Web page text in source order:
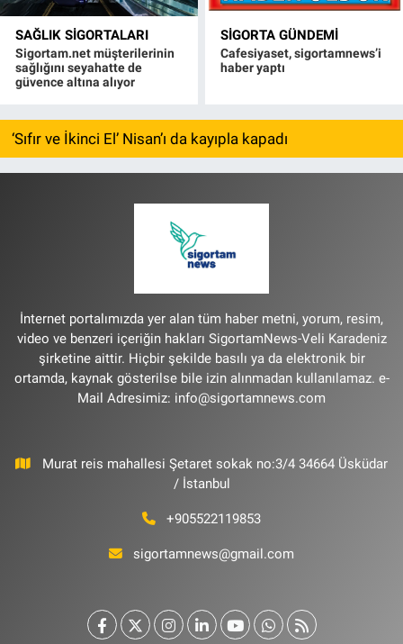
SAĞLIK SIGORTALARI
Sigortam.net müşterilerinin
sağlığını seyahatte de
güvence altına alıyor
SIGORTA GÜNDEMI
Cafesiyaset, sigortamnews’i
haber yaptı
‘Sıfır ve İkinci El’ Nisan’ı da kayıpla kapadı
İnternet portalımızda yer alan tüm haber metni, yorum, resim,
video ve benzeri içeriğin hakları SigortamNews-Veli Karadeniz
şirketine aittir. Hiçbir şekilde basılı ya da elektronik bir
ortamda, kaynak gösterilse bile izin alınmadan kullanılamaz. e-
Mail Adresimiz: info@sigortamnews.com
Murat reis mahallesi Şetaret sokak no:3/4 34664 Üsküdar
/ İstanbul
+905522119853
sigortamnews@gmail.com